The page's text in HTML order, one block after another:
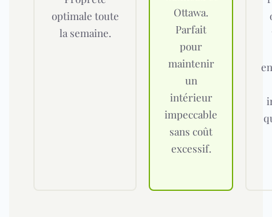
optimale toute
la semaine.
Ottawa.
Parfait
pour
maintenir
un
intérieur
impeccable
sans coût
excessif.